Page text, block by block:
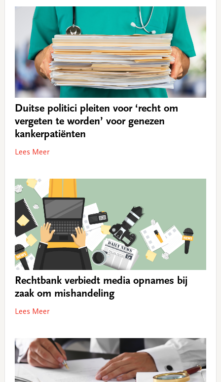
Duitse politici pleiten voor ‘recht om
vergeten te worden’ voor genezen
kankerpatiënten
Lees Meer
Rechtbank verbiedt media opnames bij
zaak om mishandeling
Lees Meer